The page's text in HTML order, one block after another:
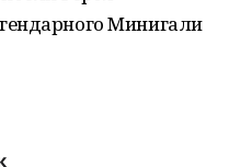
Минигали